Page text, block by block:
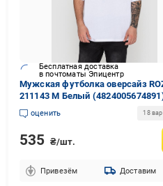
Бесплатная доставка
в почтоматы Эпицентр
Мужская футболка оверсайз
211143 M Белый
оценить 18
535 ₴/шт.
Привезём Доставим